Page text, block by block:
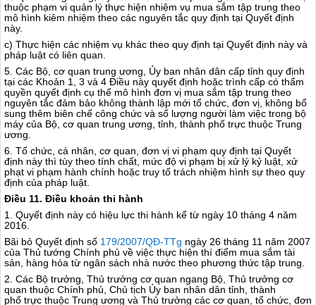
thuộc phạm vi quản lý thực hiện nhiệm vụ mua sắm tập trung theo
mô hình kiêm nhiệm theo các nguyên tắc quy định tại Quyết định
này.
c) Thực hiện các nhiệm vụ khác theo quy định tại Quyết định này và
pháp luật có liên quan.
5. Các Bộ, cơ quan trung ương, Ủy ban nhân dân cấp tỉnh quy định
tại các Khoản 1, 3 và 4 Điều này quyết định hoặc trình cấp có thẩm
quyền quyết định cụ thể mô hình đơn vị mua sắm tập trung theo
nguyên tắc đảm bảo không thành lập mới tổ chức, đơn vị, không bổ
sung thêm biên chế công chức và số lượng người làm việc trong bộ
máy của Bộ, cơ quan trung ương, tỉnh, thành phố trực thuộc Trung
ương.
6. Tổ chức, cá nhân, cơ quan, đơn vị vi phạm quy định tại Quyết
định này thì tùy theo tính chất, mức độ vi phạm bị xử lý kỷ luật, xử
phạt vi phạm hành chính hoặc truy tố trách nhiệm hình sự theo quy
định của pháp luật.
Điều 11. Điều khoản thi hành
1. Quyết định này có hiệu lực thi hành kể từ ngày 10 tháng 4 năm
2016.
Bãi bỏ Quyết định số 179/2007/QĐ-TTg ngày 26 tháng 11 năm 2007
của Thủ tướng Chính phủ về việc thực hiện thí điểm mua sắm tài
sản, hàng hóa từ ngân sách nhà nước theo phương thức tập trung.
2. Các Bộ trưởng, Thủ trưởng cơ quan ngang Bộ, Thủ trưởng cơ
quan thuộc Chính phủ, Chủ tịch Ủy ban nhân dân tỉnh, thành
phố trực thuộc Trung ương và Thủ trưởng các cơ quan, tổ chức, đơn